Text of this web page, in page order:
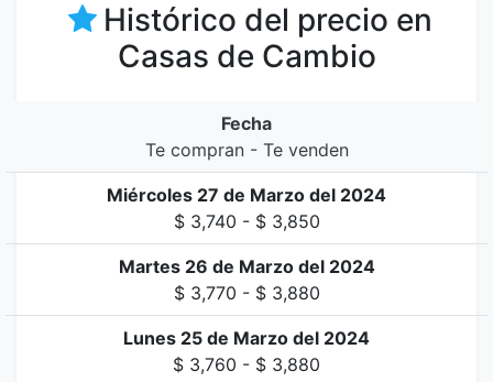
Histórico del precio en
Casas de Cambio
Fecha
Te compran - Te venden
Miércoles 27 de Marzo del 2024
$ 3,740 - $ 3,850
Martes 26 de Marzo del 2024
$ 3,770 - $ 3,880
Lunes 25 de Marzo del 2024
$ 3,760 - $ 3,880